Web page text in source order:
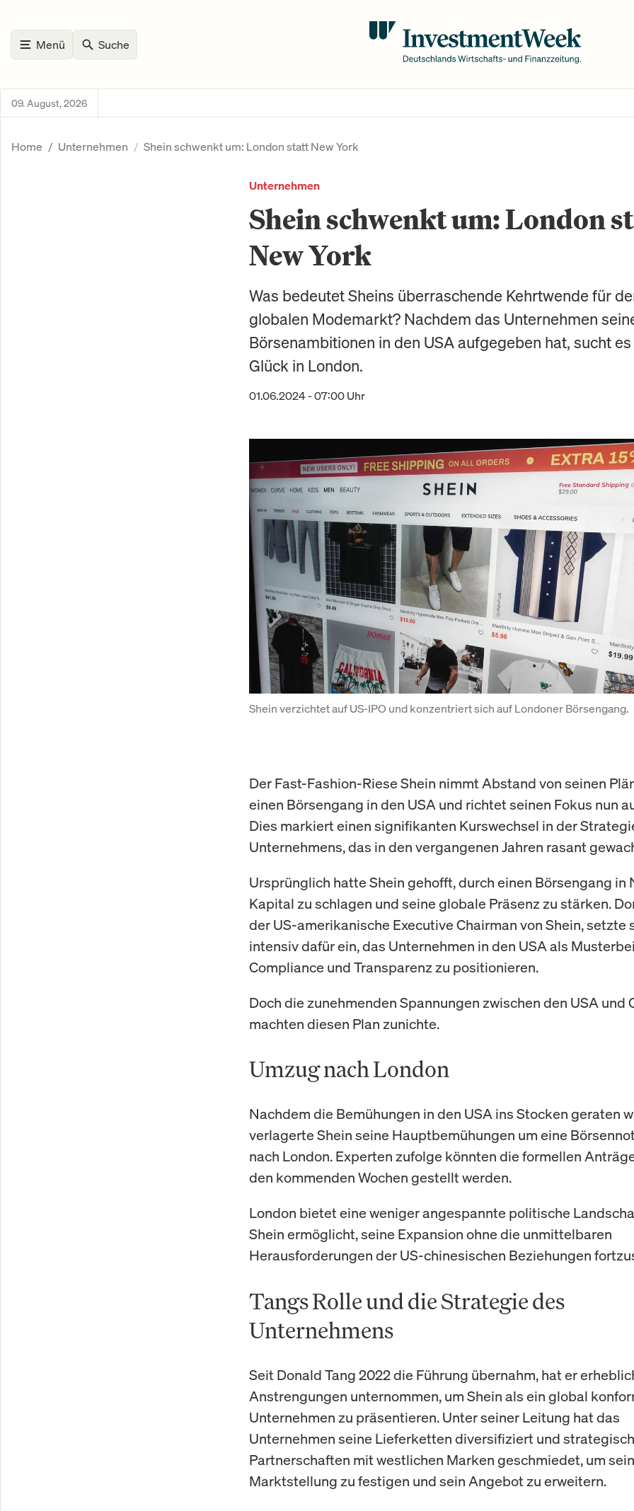
Menü Suche
09. August, 2026
Home Unternehmen Shein schwenkt um: London statt New York
Unternehmen
Shein schwenkt um: London
New York
Was bedeutet Sheins überraschende Kehrtwende für
globalen Modemarkt? Nachdem das Unternehmen
Börsenambitionen in den USA aufgegeben hat, sucht
Glück in London.
01.06.2024 - 07:00 Uhr
Shein verzichtet auf US-IPO und konzentriert sich auf Londoner Börsengang.
Der Fast-Fashion-Riese Shein nimmt Abstand von seinen
einen Börsengang in den USA und richtet seinen Fokus nun
Dies markiert einen signifikanten Kurswechsel in der
Unternehmens, das in den vergangenen Jahren rasant
Ursprünglich hatte Shein gehofft, durch einen Börsengang in
Kapital zu schlagen und seine globale Präsenz zu stärken.
der US-amerikanische Executive Chairman von Shein, setzte
intensiv dafür ein, das Unternehmen in den USA als
Compliance und Transparenz zu positionieren.
Doch die zunehmenden Spannungen zwischen den USA und
machten diesen Plan zunichte.
Umzug nach London
Nachdem die Bemühungen in den USA ins Stocken geraten
verlagerte Shein seine Hauptbemühungen um eine
nach London. Experten zufolge könnten die formellen
den kommenden Wochen gestellt werden.
London bietet eine weniger angespannte politische
Shein ermöglicht, seine Expansion ohne die unmittelbaren
Herausforderungen der US-chinesischen Beziehungen
Tangs Rolle und die Strategie des
Unternehmens
Seit Donald Tang 2022 die Führung übernahm, hat er
Anstrengungen unternommen, um Shein als ein global
Unternehmen zu präsentieren. Unter seiner Leitung hat das
Unternehmen seine Lieferketten diversifiziert und
Partnerschaften mit westlichen Marken geschmiedet, um
Marktstellung zu festigen und sein Angebot zu erweitern.